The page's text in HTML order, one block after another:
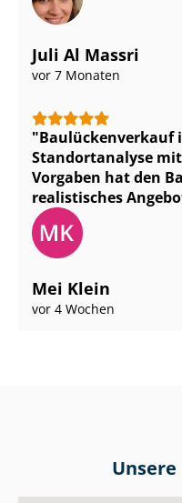
Juli Al Massri
vor 7 Monaten
Bau­lü­cken­ver­kauf
Standortanalyse
Vorgaben hat den
realistisches
Mei Klein
vor 4 Wochen